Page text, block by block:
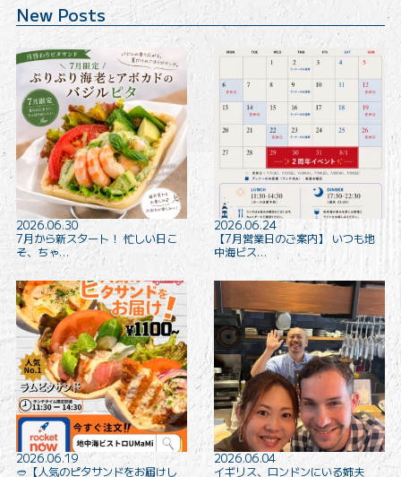
New Posts
2026.06.30
7月から新スタート！ 忙しい日こ
そ、ちゃ…
2026.06.24
【7月営業日のご案内】 いつも地
中海ビス…
2026.06.19
🥙【人気のピタサンドをお届けし
2026.06.04
イギリス、ロンドンにいる姉夫